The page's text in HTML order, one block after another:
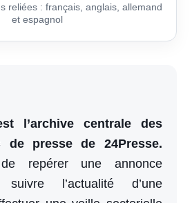
reliées : français, anglais, allemand
et espagnol
l’archive centrale des
de presse de 24Presse.
repérer une annonce
l’actualité d’une